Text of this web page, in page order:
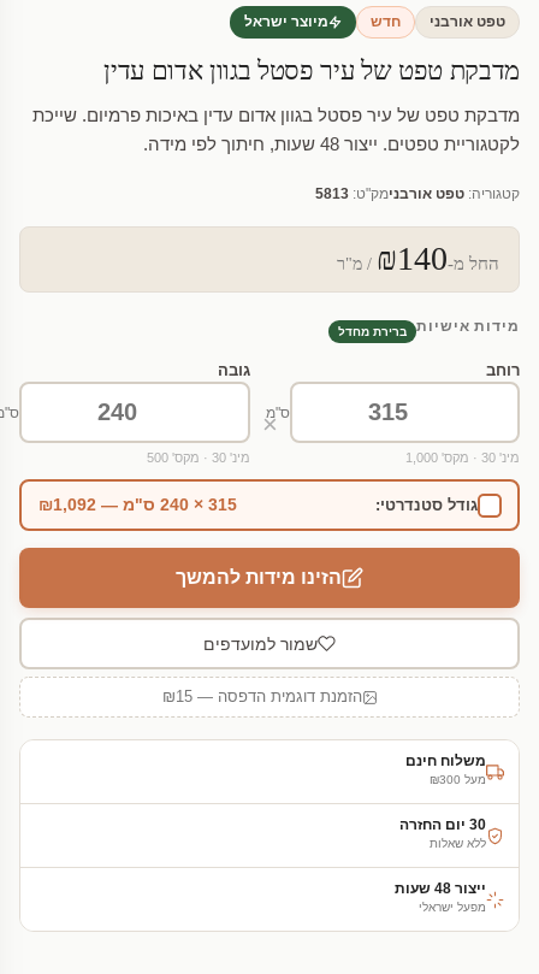
טפט אורבני חדש מיוצר ישראל
מדבקת טפט של עיר פסטל בגוון אדום עדין
מדבקת טפט של עיר פסטל בגוון אדום עדין באיכות פרמיום. שייכת
לקטגוריית טפטים. ייצור 48 שעות, חיתוך לפי מידה.
קטגוריה: טפט אורבנימק"ט: 5813
החל מ-₪140 / מ"ר
מידות אישיות ברירת מחדל
רוחב
ס"מ
מינ' 30 · מקס' 1,000
×
גובה
מינ' 30 · מקס' 500
גודל סטנדרטי: 315 × 240 ס"מ — ₪1,092
הזינו מידות להמשך
שמור למועדפים
הזמנת דוגמית הדפסה — ₪15
משלוח חינם
מעל ₪300
30 יום החזרה
ללא שאלות
ייצור 48 שעות
מפעל ישראלי